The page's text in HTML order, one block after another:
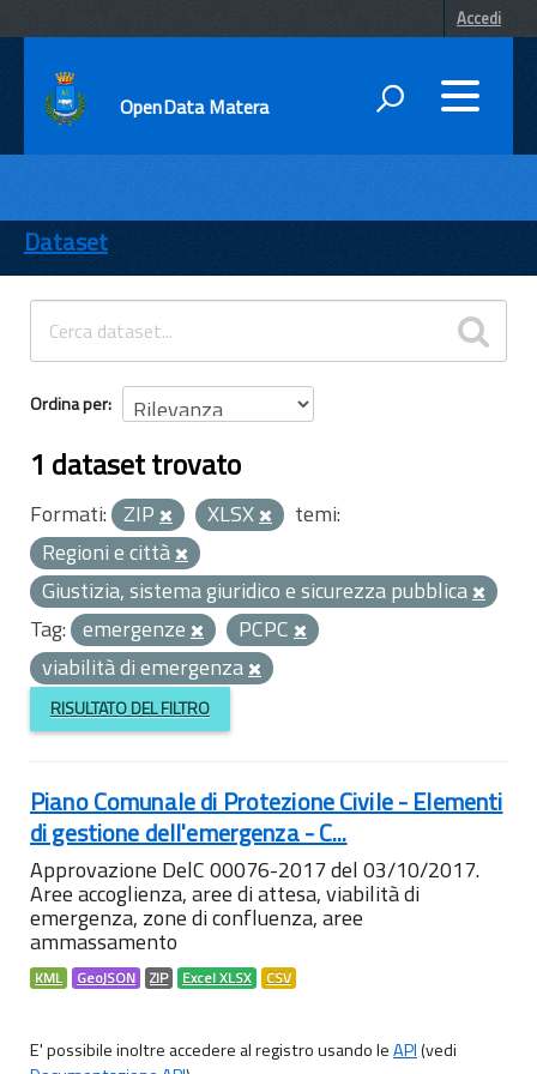
Accedi
OpenData Matera
ENTI
TEMI
INFORMAZIONI
Dataset
Ordina per
1 dataset trovato
Formati: ZIP XLSX
temi:
Regioni e città
Giustizia, sistema giuridico e sicurezza pubblica
Tag: emergenze
PCPC
viabilità di emergenza
RISULTATO DEL FILTRO
Piano Comunale di Protezione Civile - Elementi
di gestione dell'emergenza - C...
Approvazione DelC 00076-2017 del 03/10/2017.
Aree accoglienza, aree di attesa, viabilità di
emergenza, zone di confluenza, aree
ammassamento
KML GeoJSON ZIP Excel XLSX CSV
E' possibile inoltre accedere al registro usando leAPI(vedi